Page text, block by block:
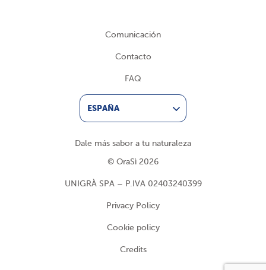
Comunicación
Contacto
FAQ
ESPAÑA
Dale más sabor a tu naturaleza
© OraSì 2026
UNIGRÀ SPA – P.IVA 02403240399
Privacy Policy
Cookie policy
Credits